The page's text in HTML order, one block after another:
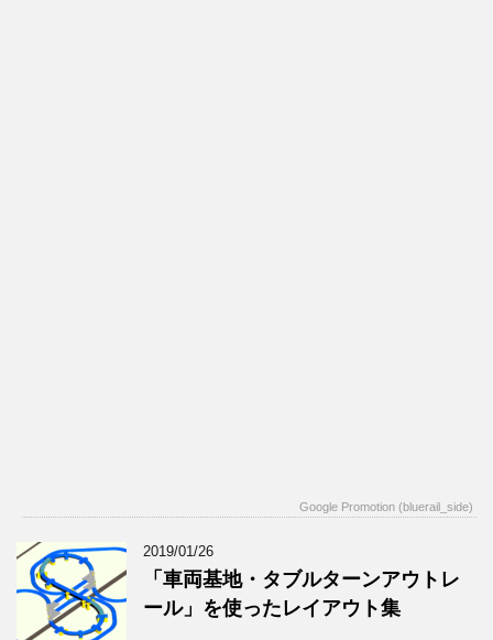
Google Promotion (bluerail_side)
2019/01/26
「車両基地・タブルターンアウトレ
ール」を使ったレイアウト集